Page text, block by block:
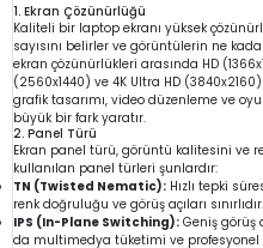
1. Ekran Çözünürlüğü
Kaliteli bir laptop ekranı yüksek
sayısını belirler ve görüntülerin ne
ekran çözünürlükleri arasında HD
(2560x1440) ve 4K Ultra HD
grafik tasarımı, video düzenleme ve
büyük bir fark yaratır.
2. Panel Türü
Ekran panel türü, görüntü kalitesini ve
kullanılan panel türleri şunlardır:
TN (Twisted Nematic): Hızlı tepki
renk doğruluğu ve görüş açıları sınırlıdır.
IPS (In-Plane Switching): Geniş görüş
da multimedya tüketimi ve profesyonel